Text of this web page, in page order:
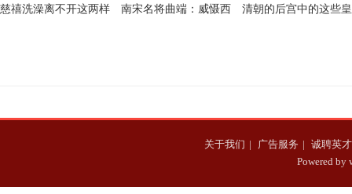
慈禧洗澡离不开这两样
南宋名将曲端：威慑西
清朝的后宫中的这些皇
关于我们 | 广告服务 | 诚聘英才
Powered by